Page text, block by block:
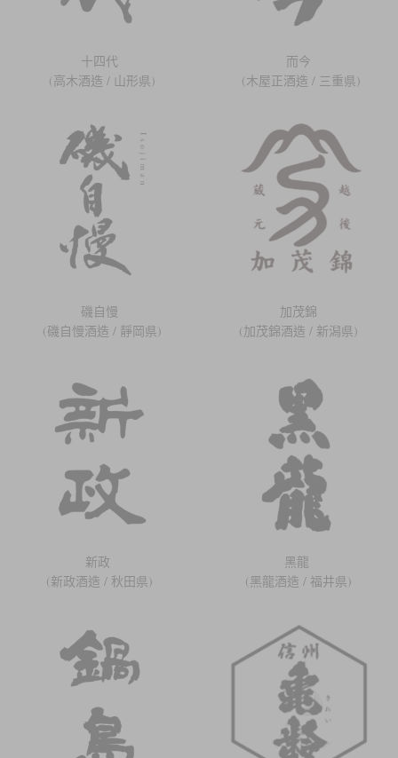
十四代
(高木酒造 / 山形県)
而今
(木屋正酒造 / 三重県)
磯自慢
(磯自慢酒造 / 靜岡県)
加茂錦
(加茂錦酒造 / 新潟県)
新政
(新政酒造 / 秋田県)
黑龍
(黑龍酒造 / 福井県)